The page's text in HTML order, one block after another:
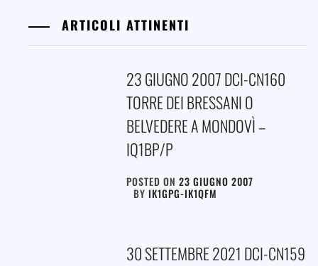
ARTICOLI ATTINENTI
23 GIUGNO 2007 DCI-CN160
TORRE DEI BRESSANI O
BELVEDERE A MONDOVÌ –
IQ1BP/P
POSTED ON 23 GIUGNO 2007
BY IK1GPG-IK1QFM
30 SETTEMBRE 2021 DCI-CN159